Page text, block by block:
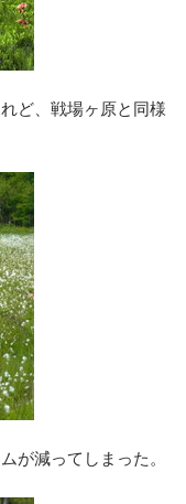
ど、戦場ヶ原と同様
が減ってしまった。